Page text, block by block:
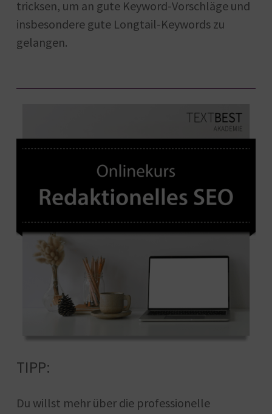
tricksen, um an gute Keyword-Vorschläge und
insbesondere gute Longtail-Keywords zu
gelangen.
TIPP:
Du willst mehr über die professionelle